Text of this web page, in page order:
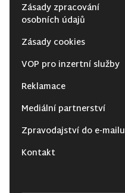
Zásady zpracování
osobních údajů
Zásady cookies
VOP pro inzertní služby
Reklamace
Mediální partnerství
Zpravodajství do e-mailu
Kontakt